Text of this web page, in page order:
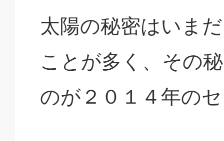
太陽の秘密はいま
ことが多く、その
のが２０１４年の